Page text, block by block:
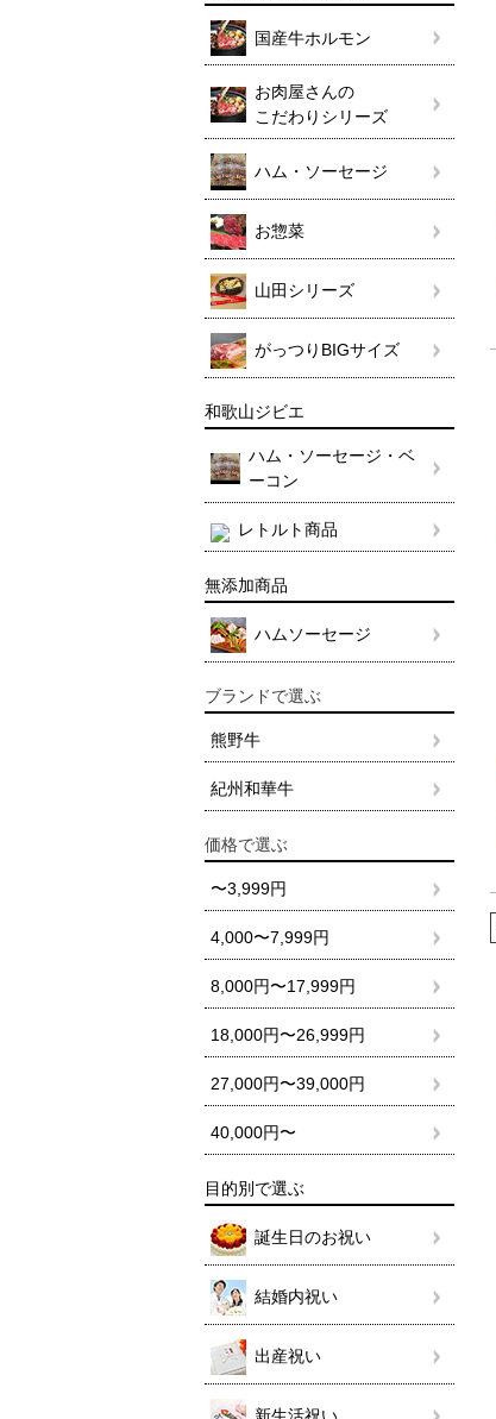
国産牛ホルモン
お肉屋さんの
こだわりシリーズ
ハム・ソーセージ
お惣菜
山田シリーズ
がっつりBIGサイズ
和歌山ジビエ
ハム・ソーセージ・ベ
ーコン
レトルト商品
無添加商品
ハムソーセージ
ブランドで選ぶ
熊野牛
紀州和華牛
価格で選ぶ
〜3,999円
4,000〜7,999円
8,000円〜17,999円
18,000円〜26,999円
27,000円〜39,000円
40,000円〜
目的別で選ぶ
誕生日のお祝い
結婚内祝い
出産祝い